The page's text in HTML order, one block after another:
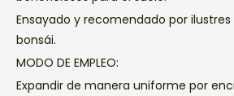
Ensayado y recomendado por
bonsái.
MODO DE EMPLEO:
Expandir de manera uniforme por